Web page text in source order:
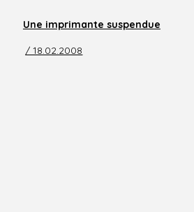
Une imprimante suspendue
/ 18.02.2008